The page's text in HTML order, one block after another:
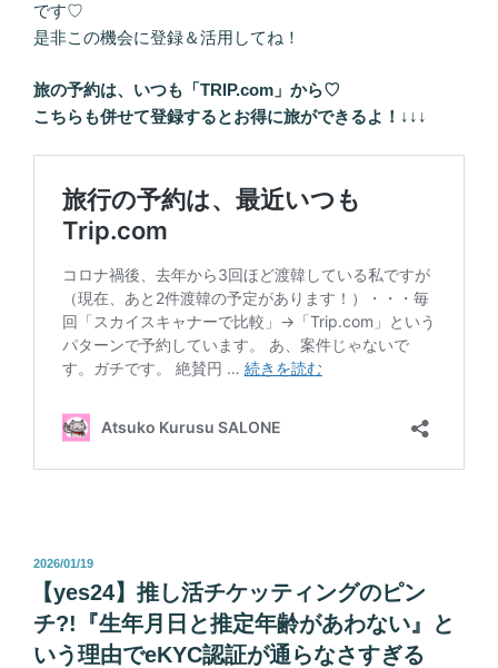
です♡
是非この機会に登録＆活用してね！
旅の予約は、いつも「TRIP.com」から♡
こちらも併せて登録するとお得に旅ができるよ！ ↓↓↓
投
日:
2026/01/19
【yes24】推し活チケッティングのピン
チ?!『生年月日と推定年齢があわない』と
いう理由でeKYC認証が通らなさすぎる